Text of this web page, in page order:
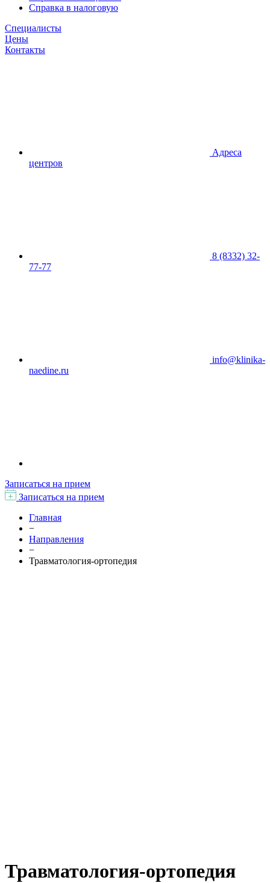
Справка в налоговую
Специалисты
Цены
Контакты
Адреса
центров
8 (8332) 32-
77-77
info@klinika-
naedine.ru
Записаться на прием
Записаться на прием
Главная
−
Направления
−
Травматология-ортопедия
Травматология-ортопедия